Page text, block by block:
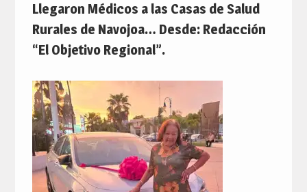
Llegaron Médicos a las Casas de Salud
Rurales de Navojoa… Desde: Redacción
“El Objetivo Regional”.